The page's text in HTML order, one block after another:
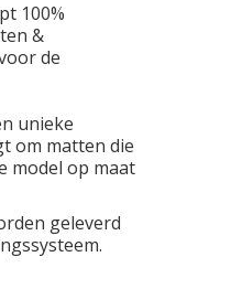
100%
&
de
unieke
om matten die
model op maat
geleverd